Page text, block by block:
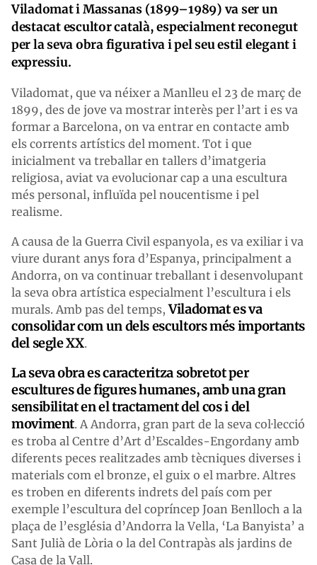
Viladomat i Massanas (1899–1989) va ser un
destacat escultor català, especialment reconegut
per la seva obra figurativa i pel seu estil elegant i
expressiu.
Viladomat, que va néixer a Manlleu el 23 de març de
1899, des de jove va mostrar interès per l’art i es va
formar a Barcelona, on va entrar en contacte amb
els corrents artístics del moment. Tot i que
inicialment va treballar en tallers d’imatgeria
religiosa, aviat va evolucionar cap a una escultura
més personal, influïda pel noucentisme i pel
realisme.
A causa de la Guerra Civil espanyola, es va exiliar i va
viure durant anys fora d’Espanya, principalment a
Andorra, on va continuar treballant i desenvolupant
la seva obra artística especialment l’escultura i els
murals. Amb pas del temps,Viladomat es va
consolidar com un dels escultors més importants
del segle XX.
La seva obra es caracteritza sobretot per
escultures de figures humanes, amb una gran
sensibilitat en el tractament del cos i del
moviment. A Andorra, gran part de la seva col·lecció
es troba al Centre d’Art d’Escaldes-Engordany amb
diferents peces realitzades amb tècniques diverses i
materials com el bronze, el guix o el marbre. Altres
es troben en diferents indrets del país com per
exemple l’escultura del copríncep Joan Benlloch a la
plaça de l’església d’Andorra la Vella, ‘La Banyista’ a
Sant Julià de Lòria o la del Contrapàs als jardins de
Casa de la Vall.